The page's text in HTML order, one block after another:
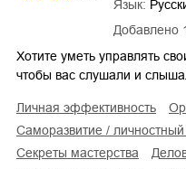
Добавлено
Язык:
Хотите уметь управлять
чтобы вас слушали и
личная эффективность
саморазвитие /
секреты мастерства